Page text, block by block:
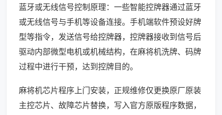
蓝牙或无线信号控制原理：一些智能控牌器通过蓝牙
或无线信号与手机等设备连接。手机端软件预设好牌
型等指令，发送信号给控牌器，控牌器接收到信号后
驱动内部微型电机或机械结构，在麻将机洗牌、码牌
过程中进行干预，达到控牌目的。
麻将机芯片程序上门安装，正规维修仅更换原厂原装
主控芯片、故障芯片替换，写入官方原版程序数据，